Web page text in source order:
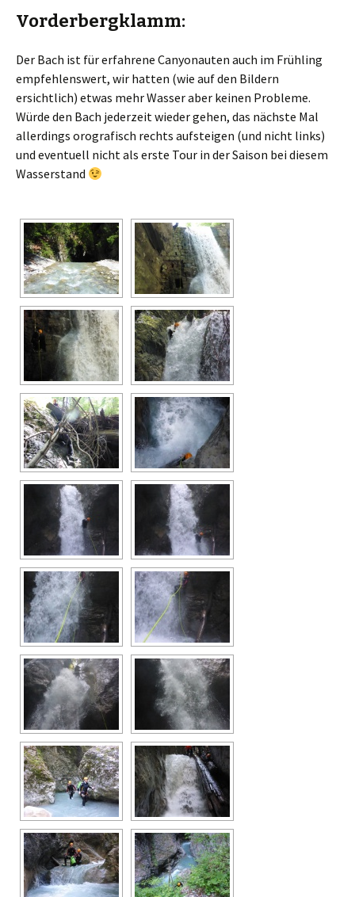
Vorderbergklamm:
Der Bach ist für erfahrene Canyonauten auch im Frühling
empfehlenswert, wir hatten (wie auf den Bildern
ersichtlich) etwas mehr Wasser aber keinen Probleme.
Würde den Bach jederzeit wieder gehen, das nächste Mal
allerdings orografisch rechts aufsteigen (und nicht links)
und eventuell nicht als erste Tour in der Saison bei diesem
Wasserstand